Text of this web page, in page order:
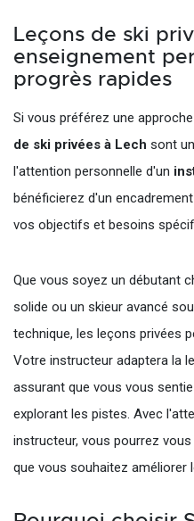
Leçons de ski
enseignement
progrès rapides
Si vous préférez une
de ski privées à Lech sont
l'attention personnelle d'un
bénéficierez d'un
vos objectifs et besoins
Que vous soyez un débutant
solide ou un skieur avancé
technique, les leçons privées
Votre instructeur adaptera la
assurant que vous vous
explorant les pistes. Avec
instructeur, vous pourrez
que vous souhaitez améliorer